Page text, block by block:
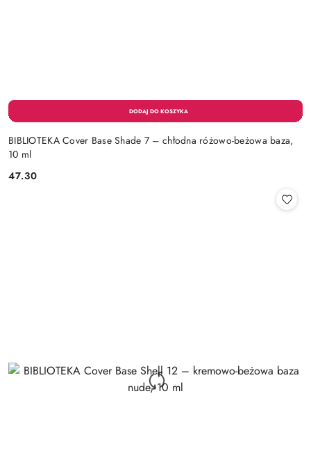
BIBLIOTEKA Cover Base Shade 7 – chłodna różowo-beżowa baza,
10 ml
Cena:
47.30